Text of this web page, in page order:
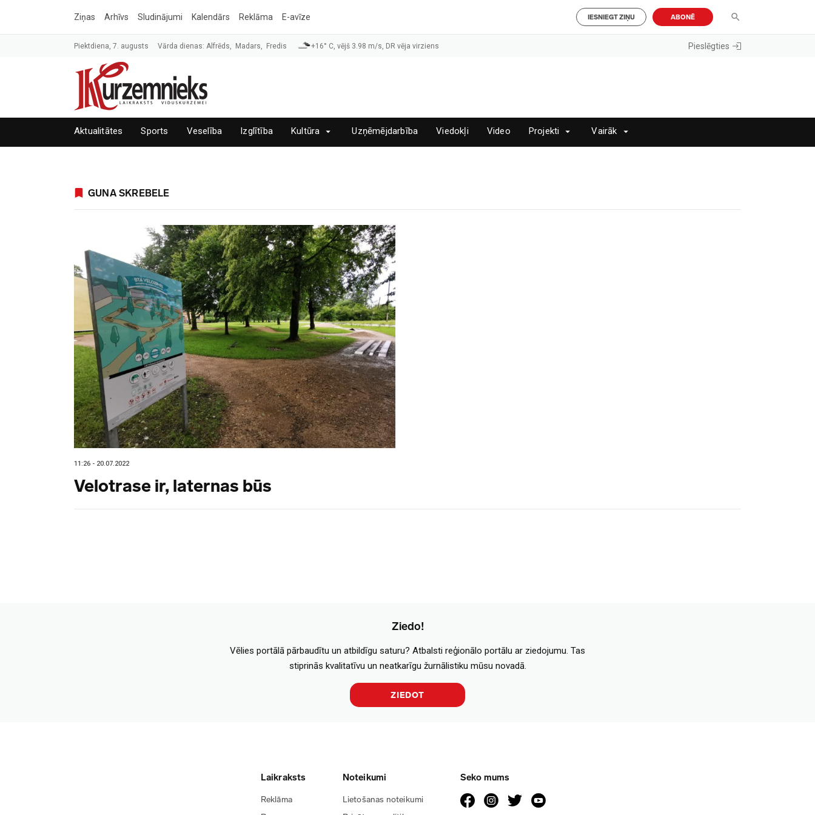
Ziņas Arhīvs Sludinājumi Kalendārs Reklāma E-avīze IESNIEGT ZIŅU ABONĒ
Piektdiena, 7. augusts Vārda dienas: Alfrēds, Madars, Fredis +16° C, vējš 3.98 m/s, DR vēja virziens Pieslēgties
Aktualitātes Sports Veselība Izglītība Kultūra Uzņēmējdarbība Viedokļi Video Projekti Vairāk
GUNA SKREBELE
11:26 - 20.07.2022
Velotrase ir, laternas būs
Ziedo!
Vēlies portālā pārbaudītu un atbildīgu saturu? Atbalsti reģionālo portālu ar ziedojumu. Tas
stiprinās kvalitatīvu un neatkarīgu žurnālistiku mūsu novadā.
ZIEDOT
Laikraksts
Reklāma
Noteikumi
Lietošanas noteikumi
Seko mums